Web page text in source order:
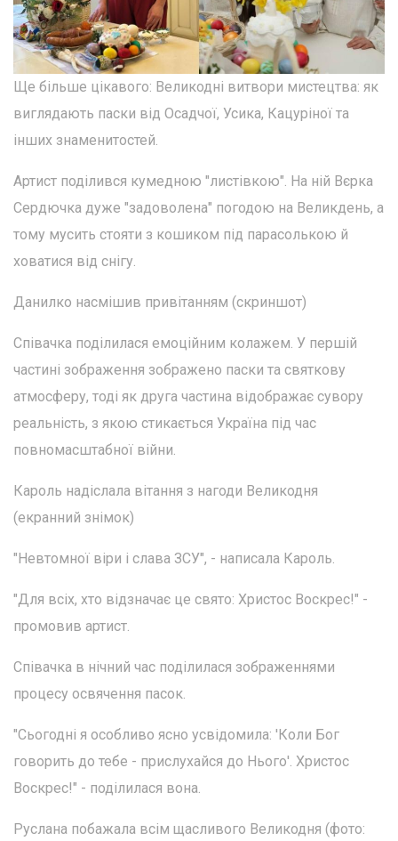
Ще більше цікавого: Великодні витвори мистецтва: як
виглядають паски від Осадчої, Усика, Кацуріної та
інших знаменитостей.
Артист поділився кумедною "листівкою". На ній Вєрка
Сердючка дуже "задоволена" погодою на Великдень, а
тому мусить стояти з кошиком під парасолькою й
ховатися від снігу.
Данилко насмішив привітанням (скриншот)
Співачка поділилася емоційним колажем. У першій
частині зображення зображено паски та святкову
атмосферу, тоді як друга частина відображає сувору
реальність, з якою стикається Україна під час
повномасштабної війни.
Кароль надіслала вітання з нагоди Великодня
(екранний знімок)
"Невтомної віри і слава ЗСУ", - написала Кароль.
"Для всіх, хто відзначає це свято: Христос Воскрес!" -
промовив артист.
Співачка в нічний час поділилася зображеннями
процесу освячення пасок.
"Сьогодні я особливо ясно усвідомила: 'Коли Бог
говорить до тебе - прислухайся до Нього'. Христос
Воскрес!" - поділилася вона.
Руслана побажала всім щасливого Великодня (фото: